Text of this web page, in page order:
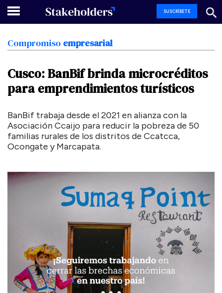
SUSCRÍBETE
Compromiso empresarial
Cusco:BanBifbrindamicrocréditos
para emprendimientosturísticos
BanBif trabaja desde el 2021 en alianza con la
Asociación Ccaijo para reducir la pobreza de 50
familias rurales de los distritos de Ccatcca,
Ocongate y Marcapata.